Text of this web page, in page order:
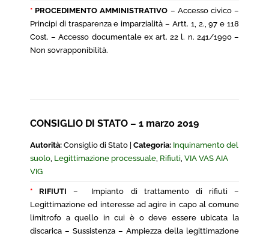
* PROCEDIMENTO AMMINISTRATIVO – Accesso civico –
Principi di trasparenza e imparzialità – Artt. 1, 2., 97 e 118
Cost. – Accesso documentale ex art. 22 l. n. 241/1990 –
Non sovrapponibilità.
CONSIGLIO DI STATO – 1 marzo 2019
Autorità: Consiglio di Stato | Categoria: Inquinamento del
suolo, Legittimazione processuale, Rifiuti, VIA VAS AIA
VIG
* RIFIUTI– Impianto di trattamento di rifiuti –
Legittimazione ed interesse ad agire in capo al comune
limitrofo a quello in cui è o deve essere ubicata la
discarica – Sussistenza – Ampiezza della legittimazione